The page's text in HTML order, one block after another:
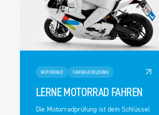
MOTORRAD FAHRAUSBILDUNG
LERNE MOTORRAD FAHREN
Die Motorradprüfung ist dein Schlüssel